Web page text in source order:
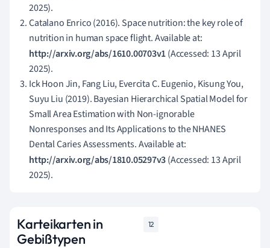
2025).
Catalano Enrico (2016). Space nutrition: the key role of
nutrition in human space flight. Available at:
http://arxiv.org/abs/1610.00703v1(Accessed: 13 April
2025).
Ick Hoon Jin, Fang Liu, Evercita C. Eugenio, Kisung You,
Suyu Liu (2019). Bayesian Hierarchical Spatial Model for
Small Area Estimation with Non-ignorable
Nonresponses and Its Applications to the NHANES
Dental Caries Assessments. Available at:
http://arxiv.org/abs/1810.05297v3(Accessed: 13 April
2025).
Karteikarten in
Gebißtypen
12